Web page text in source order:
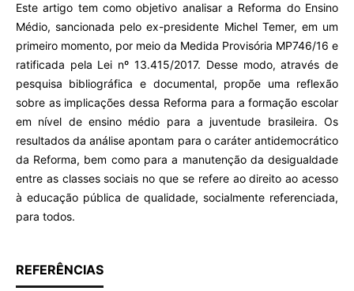
Este artigo tem como objetivo analisar a Reforma do Ensino
Médio, sancionada pelo ex-presidente Michel Temer, em um
primeiro momento, por meio da Medida Provisória MP746/16 e
ratificada pela Lei nº 13.415/2017. Desse modo, através de
pesquisa bibliográfica e documental, propõe uma reflexão
sobre as implicações dessa Reforma para a formação escolar
em nível de ensino médio para a juventude brasileira. Os
resultados da análise apontam para o caráter antidemocrático
da Reforma, bem como para a manutenção da desigualdade
entre as classes sociais no que se refere ao direito ao acesso
à educação pública de qualidade, socialmente referenciada,
para todos.
REFERÊNCIAS